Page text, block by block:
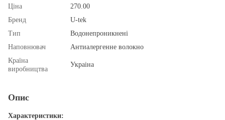
Ціна
270.00
Бренд
U-tek
Тип
Водонепроникнені
Наповнювач
Антиалергенне волокно
Країна
виробництва
Украіна
Опис
Характеристики: